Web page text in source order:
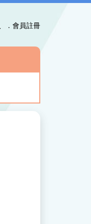
．會員註冊